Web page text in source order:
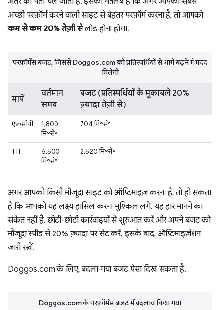
अच्छी परफ़ॉर्म करने वाली साइट से बेहतर परफ़ॉर्म करना है, तो आपको
कम से कम 20% तेज़ी सेलोड होना होगा.
मापें
वर्तमान
समय
बजट (प्रतिस्पर्धियों के मुकाबले 20%
ज़्यादा तेज़ी से)
एफ़सीपी
1,800
मि॰से॰
704 मि॰से॰
TTI
6,500
मि॰से॰
2,520 मि॰से॰
परफ़ॉर्मेंस बजट, जिससे Doggos.com को प्रतिस्पर्धियों से आगे बढ़ने में मदद
मिलेगी
अगर आपको किसी मौजूदा साइट को ऑप्टिमाइज़ करना है, तो हो सकता
है कि आपको यह लक्ष्य हासिल करना मुश्किल लगे. यह हार मानने का
संकेत नहीं है. छोटी-छोटी कार्रवाइयों से शुरुआत करें और अपने बजट को
मौजूदा स्पीड से 20% ज़्यादा पर सेट करें. इसके बाद, ऑप्टिमाइज़ेशन
जारी रखें.
Doggos.com के लिए, बदला गया बजट ऐसा दिख सकता है.
Doggos.com के परफ़ॉर्मेंस बजट में बदलाव किया गया